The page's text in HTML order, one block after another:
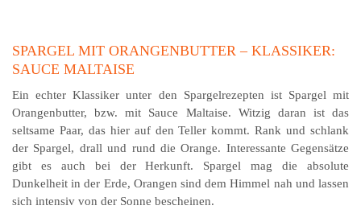
SPARGEL MIT ORANGENBUTTER – KLASSIKER:
SAUCE MALTAISE
Ein echter Klassiker unter den Spargelrezepten ist Spargel mit
Orangenbutter, bzw. mit Sauce Maltaise. Witzig daran ist das
seltsame Paar, das hier auf den Teller kommt. Rank und schlank
der Spargel, drall und rund die Orange. In­ter­es­san­te Gegensätze
gibt es auch bei der Herkunft. Spargel mag die absolute
Dunkelheit in der Erde, Orangen sind dem Himmel nah und lassen
sich intensiv von der Sonne bescheinen.